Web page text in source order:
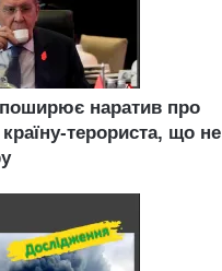
наратив про
країну-терориста, що не